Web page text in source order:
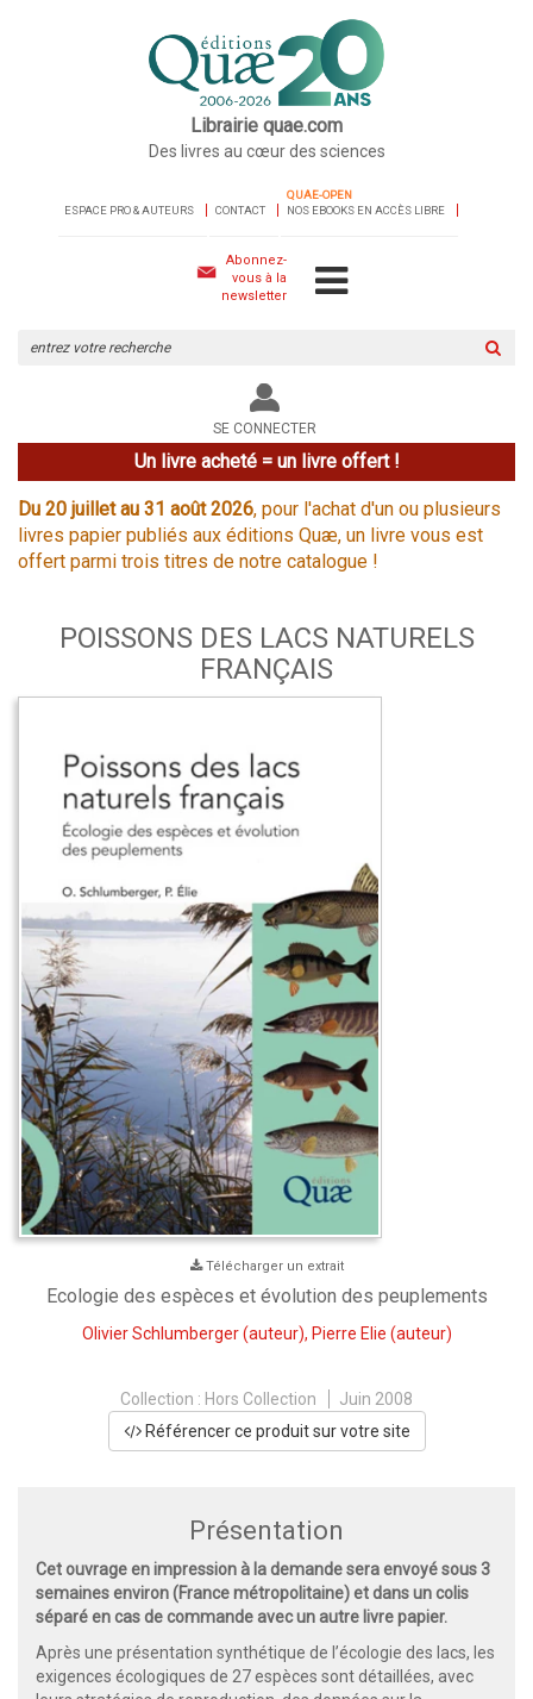
Librairie quae.com
Des livres au cœur des sciences
ESPACE PRO & AUTEURS CONTACT
QUAE-OPEN
NOS EBOOKS EN ACCÈS LIBRE
Abonnez-
vous à la
newsletter
le
site
SE CONNECTER
Un livre acheté = un livre offert !
Du 20 juillet au 31 août 2026, pour l'achat d'un ou plusieurs
livres papier publiés aux éditions Quæ, un livre vous est
offert parmi trois titres de notre catalogue !
POISSONS DES LACS NATURELS
FRANÇAIS
Télécharger un extrait
Ecologie des espèces et évolution des peuplements
Olivier Schlumberger(auteur), Pierre Elie (auteur)
Collection : Hors Collection
Juin 2008
Référencer ce produit sur votre site
Présentation
Cet ouvrage en impression à la demande sera envoyé sous 3
semaines environ (France métropolitaine) et dans un colis
séparé en cas de commande avec un autre livre papier.
Après une présentation synthétique de l’écologie des lacs, les
exigences écologiques de 27 espèces sont détaillées, avec